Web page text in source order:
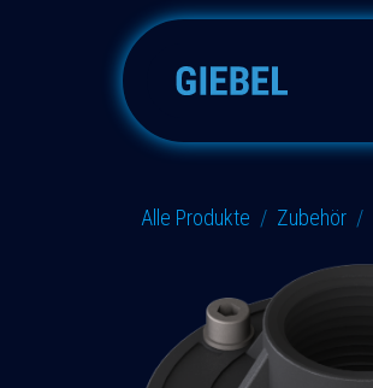
Zum Inhalt springen
Alle Produkte Zubehör